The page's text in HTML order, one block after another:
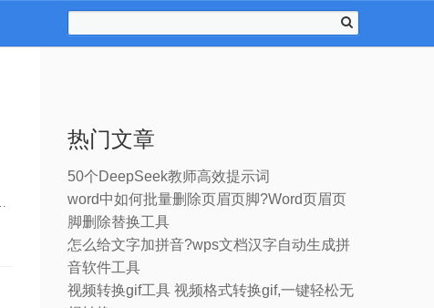
热门文章
50个DeepSeek教师高效提示词
word中如何批量删除页眉页脚?Word页眉页
脚删除替换工具
怎么给文字加拼音?wps文档汉字自动生成拼
音软件工具
视频转换gif工具 视频格式转换gif,一键轻松无